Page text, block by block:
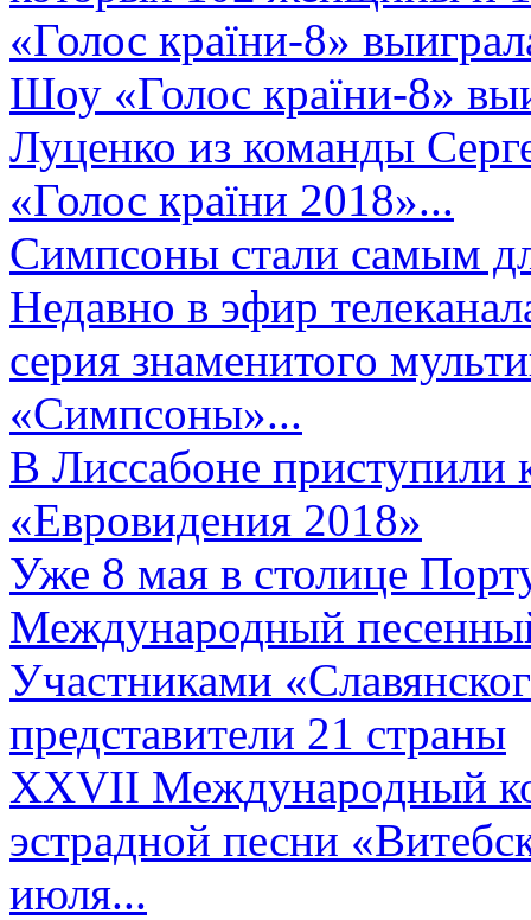
«Голос країни-8»
Шоу «Голос країни-8»
Луценко из команды
«Голос країни 2018»...
Симпсоны стали самым
Недавно в эфир
серия знаменитого
«Симпсоны»...
В Лиссабоне приступили
«Евровидения 2018»
Уже 8 мая в столице
Международный
Участниками
представители 21 страны
XXVII Международный
эстрадной песни
июля...